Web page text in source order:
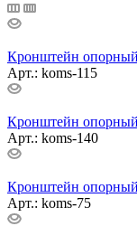
Кронштейн
Арт.: koms-115
Кронштейн
Арт.: koms-140
Кронштейн
Арт.: koms-75